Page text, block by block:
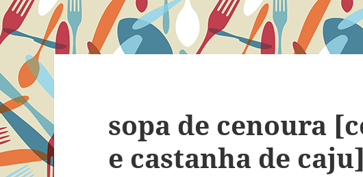
sopa de cenoura
e castanha de caju]